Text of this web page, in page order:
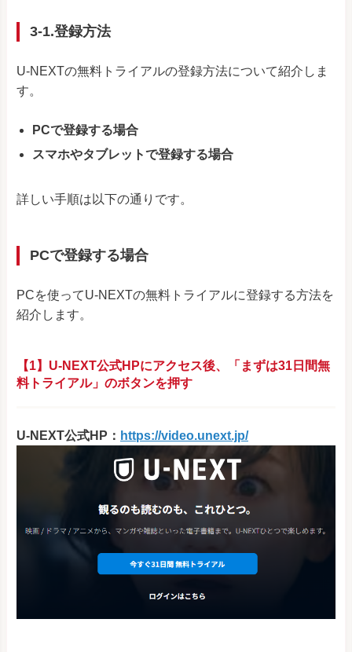
3-1.登録方法
U-NEXTの無料トライアルの登録方法について紹介しま
す。
PCで登録する場合
スマホやタブレットで登録する場合
詳しい手順は以下の通りです。
PCで登録する場合
PCを使ってU-NEXTの無料トライアルに登録する方法を
紹介します。
【1】U-NEXT公式HPにアクセス後、「まずは31日間無
料トライアル」のボタンを押す
U-NEXT公式HP： https://video.unext.jp/